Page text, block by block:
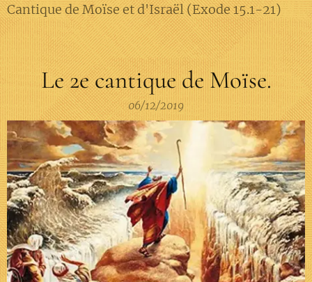
Cantique de Moïse et d'Israël (Exode 15.1-21)
Le 2e cantique de Moïse.
06/12/2019